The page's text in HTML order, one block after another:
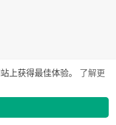
上获得最佳体验。 了解更